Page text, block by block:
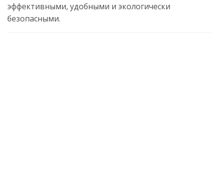
эффективными, удобными и экологически
безопасными.